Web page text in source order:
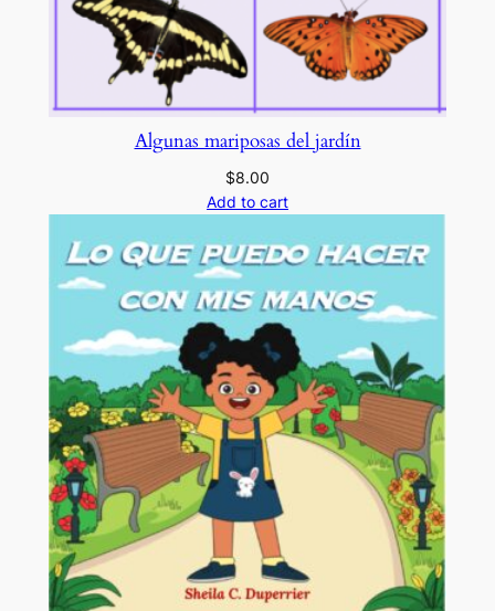
Algunas mariposas del jardín
$8.00
Add to cart